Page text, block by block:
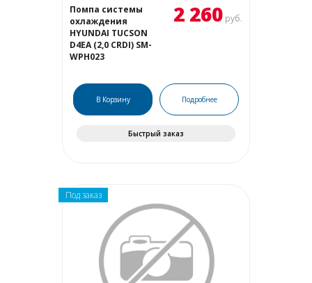
Помпа системы
охлаждения
HYUNDAI TUCSON
D4EA (2,0 CRDI) SM-
WPH023
2 260 руб.
В Корзину Подробнее
Быстрый заказ
Под заказ